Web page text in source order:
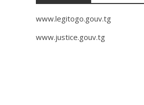
www.legitogo.gouv.tg
www.justice.gouv.tg